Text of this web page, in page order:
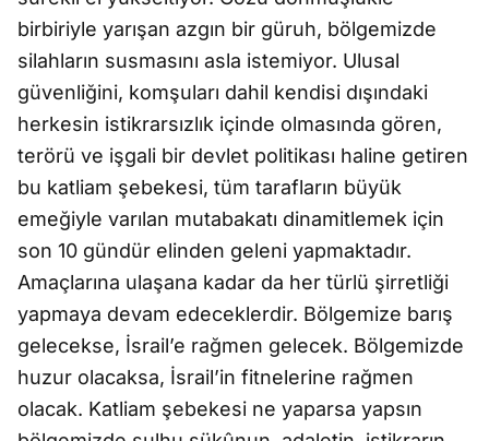
birbiriyle yarışan azgın bir güruh, bölgemizde
silahların susmasını asla istemiyor. Ulusal
güvenliğini, komşuları dahil kendisi dışındaki
herkesin istikrarsızlık içinde olmasında gören,
terörü ve işgali bir devlet politikası haline getiren
bu katliam şebekesi, tüm tarafların büyük
emeğiyle varılan mutabakatı dinamitlemek için
son 10 gündür elinden geleni yapmaktadır.
Amaçlarına ulaşana kadar da her türlü şirretliği
yapmaya devam edeceklerdir. Bölgemize barış
gelecekse, İsrail’e rağmen gelecek. Bölgemizde
huzur olacaksa, İsrail’in fitnelerine rağmen
olacak. Katliam şebekesi ne yaparsa yapsın